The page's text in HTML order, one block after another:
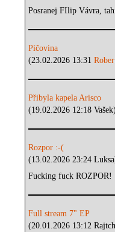
Posranej FIlip Vávra,
Píčovina
(23.02.2026 13:31
Přibyla kapela Arisco
(19.02.2026 12:18 Vašek)
Rozpor :-(
(13.02.2026 23:24
Fucking fuck ROZPOR!
Full stream 7" EP
(20.01.2026 13:12